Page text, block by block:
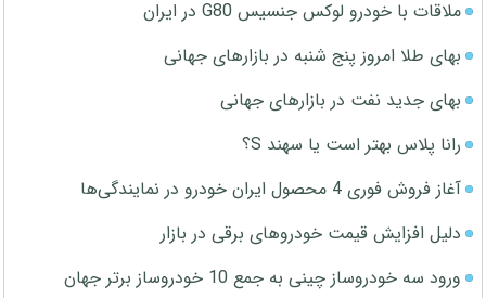
ملاقات با خودرو لوکس جنسیس G80 در ایران
بهای طلا امروز پنج شنبه در بازارهای جهانی
بهای جدید نفت در بازارهای جهانی
رانا پلاس بهتر است یا سهند S؟
آغاز فروش فوری 4 محصول ایران خودرو در نمایندگی‌ها
دلیل افزایش قیمت خودروهای برقی در بازار
ورود سه خودروساز چینی به جمع 10 خودروساز برتر جهان